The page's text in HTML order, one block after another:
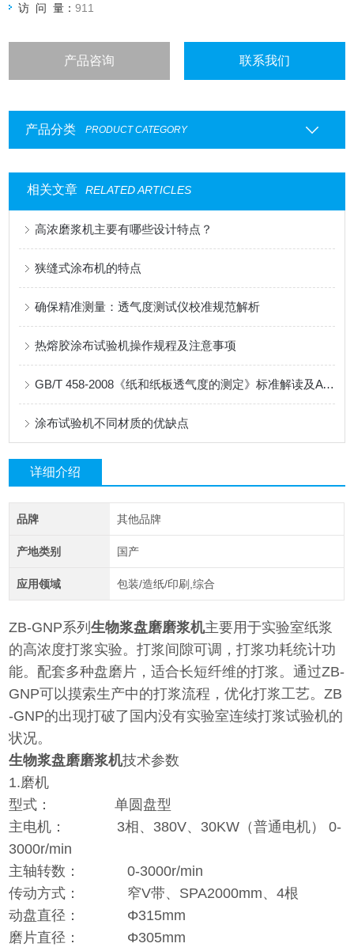
访 问 量：911
产品咨询 联系我们
产品分类 PRODUCT CATEGORY
相关文章 RELATED ARTICLES
高浓磨浆机主要有哪些设计特点？
狭缝式涂布机的特点
确保精准测量：透气度测试仪校准规范解析
热熔胶涂布试验机操作规程及注意事项
GB/T 458-2008《纸和纸板透气度的测定》标准解读及AT-TQ-11测试仪应用
涂布试验机不同材质的优缺点
详细介绍
品牌 其他品牌
产地类别 国产
应用领域 包装/造纸/印刷,综合
ZB-GNP系列生物浆盘磨磨浆机主要用于实验室纸浆
的高浓度打浆实验。打浆间隙可调，打浆功耗统计功
能。配套多种盘磨片，适合长短纤维的打浆。通过ZB-
GNP可以摸索生产中的打浆流程，优化打浆工艺。ZB
-GNP的出现打破了国内没有实验室连续打浆试验机的
状况。
生物浆盘磨磨浆机技术参数
1.磨机
型式： 单圆盘型
主电机： 3相、380V、30KW（普通电机） 0-
3000r/min
主轴转数： 0-3000r/min
传动方式： 窄V带、SPA2000mm、4根
动盘直径： Φ315mm
磨片直径： Φ305mm